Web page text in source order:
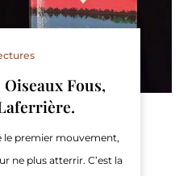
Fous,
le premier mouvement,
ne plus atterrir. C’est la